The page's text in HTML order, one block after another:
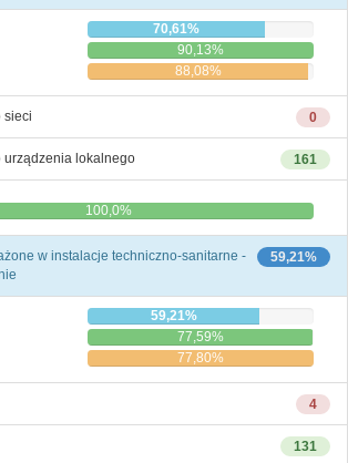
70,61%
90,13%
88,08%
0
sieci
161
urządzenia lokalnego
100,0%
59,21%
w instalacje techniczno-sanitarne -
59,21%
77,59%
77,80%
4
131